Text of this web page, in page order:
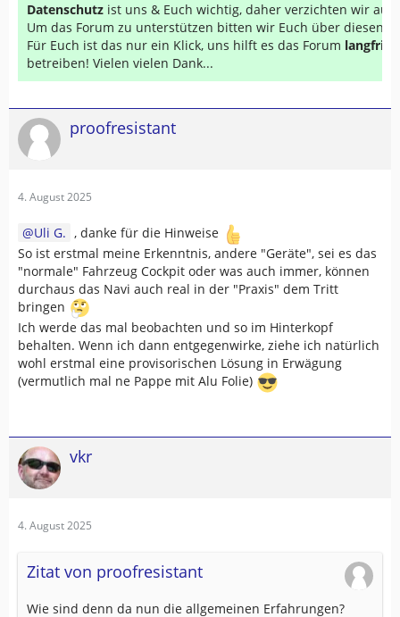
Datenschutz ist uns & Euch wichtig, daher verzichten wir auf
Um das Forum zu unterstützen bitten wir Euch über diesen
Für Euch ist das nur ein Klick, uns hilft es das Forum
betreiben! Vielen vielen Dank...
proofresistant
4. August 2025
Uli G. , danke für die Hinweise
So ist erstmal meine Erkenntnis, andere "Geräte", sei es das
"normale" Fahrzeug Cockpit oder was auch immer, können
durchaus das Navi auch real in der "Praxis" dem Tritt
bringen
Ich werde das mal beobachten und so im Hinterkopf
behalten. Wenn ich dann entgegenwirke, ziehe ich natürlich
wohl erstmal eine provisorischen Lösung in Erwägung
(vermutlich mal ne Pappe mit Alu Folie)
vkr
4. August 2025
Zitat von proofresistant
Wie sind denn da nun die allgemeinen Erfahrungen?